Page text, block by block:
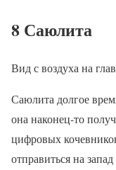
8 Саюлита
Вид с воздуха на
Саюлита долгое
она наконец-то
цифровых
отправиться на